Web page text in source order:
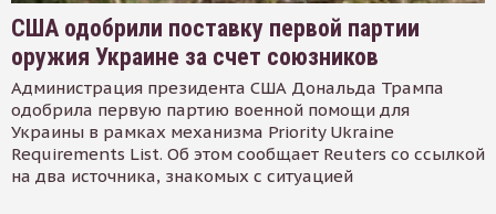
США одобрили поставку первой партии
оружия Украине за счет союзников
Администрация президента США Дональда Трампа
одобрила первую партию военной помощи для
Украины в рамках механизма Priority Ukraine
Requirements List. Об этом сообщает Reuters со ссылкой
на два источника, знакомых с ситуацией